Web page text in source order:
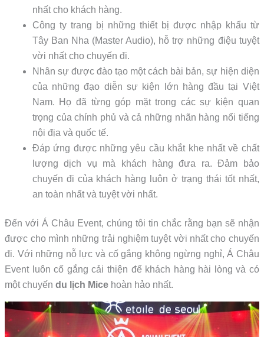
nhất cho khách hàng.
Công ty trang bị những thiết bị được nhập khẩu từ
Tây Ban Nha (Master Audio), hỗ trợ những điệu tuyệt
vời nhất cho chuyến đi.
Nhân sự được đào tạo một cách bài bản, sự hiện diện
của những đạo diễn sự kiện lớn hàng đầu tại Việt
Nam. Họ đã từng góp mặt trong các sự kiện quan
trọng của chính phủ và cả những nhãn hàng nổi tiếng
nội địa và quốc tế.
Đáp ứng được những yêu cầu khắt khe nhất về chất
lượng dịch vụ mà khách hàng đưa ra. Đảm bảo
chuyến đi của khách hàng luôn ở trạng thái tốt nhất,
an toàn nhất và tuyệt vời nhất.
Đến với Á Châu Event, chúng tôi tin chắc rằng bạn sẽ nhận
được cho mình những trải nghiệm tuyệt vời nhất cho chuyến
đi. Với những nỗ lực và cố gắng không ngừng nghỉ, Á Châu
Event luôn cố gắng cải thiện để khách hàng hài lòng và có
một chuyếndu lịch Mice hoàn hảo nhất.